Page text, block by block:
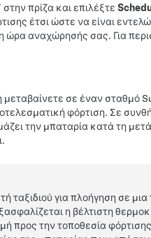
στην πρίζα και επιλέξτε
έτσι ώστε να είναι
ώρα αναχώρησής σας. Για
μεταβαίνετε σε έναν σταθμό
φόρτιση. Σε
την μπαταρία κατά τη
ταξιδιού για πλοήγηση σε
η βέλτιστη
προς την τοποθεσία